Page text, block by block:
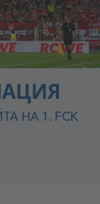
НА 1. FCK